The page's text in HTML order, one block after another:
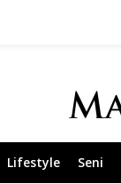
Lifestyle Seni